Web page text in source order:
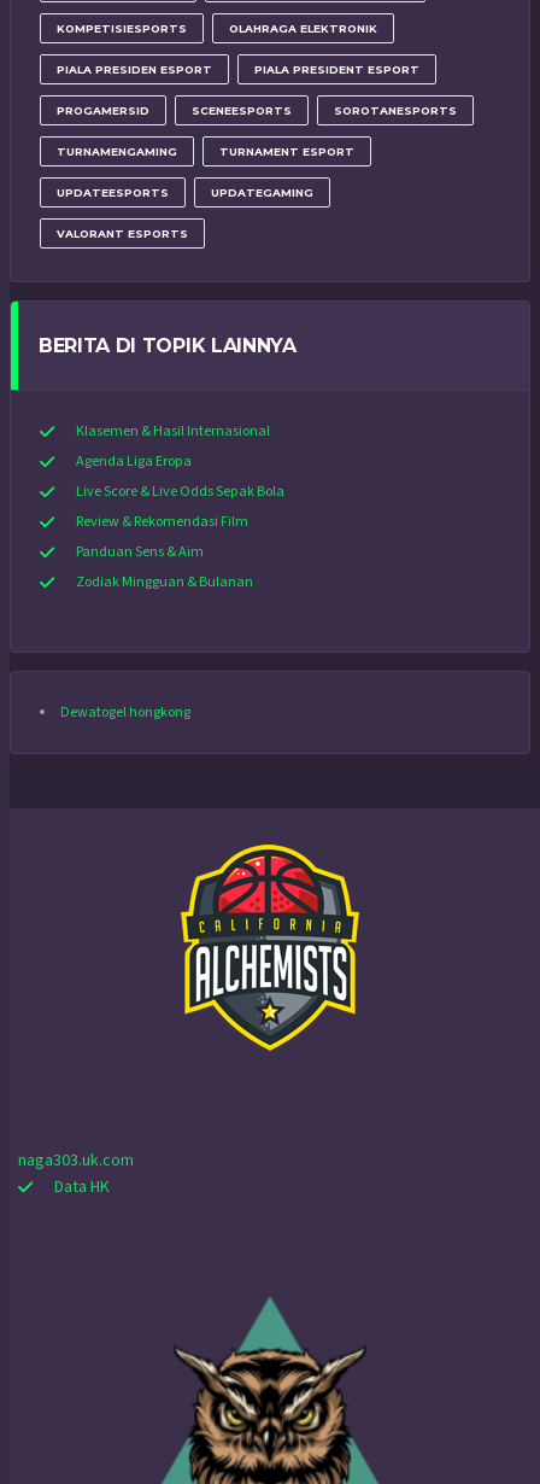
KOMPETISIESPORTS OLAHRAGA ELEKTRONIK
PIALA PRESIDEN ESPORT PIALA PRESIDENT ESPORT
PROGAMERSID SCENEESPORTS SOROTANESPORTS
TURNAMENGAMING TURNAMENT ESPORT
UPDATEESPORTS UPDATEGAMING
VALORANT ESPORTS
BERITA DI TOPIK LAINNYA
Klasemen & Hasil Internasional
Agenda Liga Eropa
Live Score & Live Odds Sepak Bola
Review & Rekomendasi Film
Panduan Sens & Aim
Zodiak Mingguan & Bulanan
Dewatogel hongkong
naga303.uk.com
Data HK